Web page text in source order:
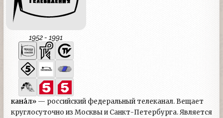
1952 - 1991
кана́л» — российский федеральный телеканал. Вещает
круглосуточно из Москвы и Санкт-Петербурга. Является